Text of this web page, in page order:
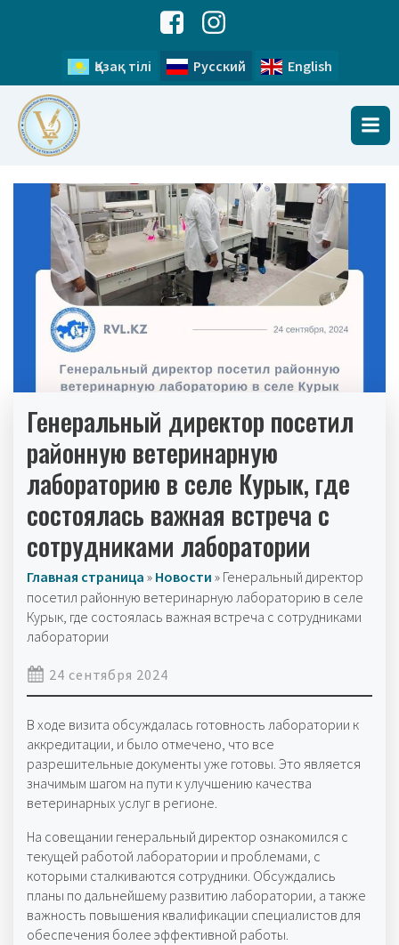
Қазақ тілі Русский English
Генеральный директор посетил
районную ветеринарную
лабораторию в селе Курык, где
состоялась важная встреча с
сотрудниками лаборатории
Главная страница » Новости » Генеральный директор
посетил районную ветеринарную лабораторию в селе
Курык, где состоялась важная встреча с сотрудниками
лаборатории
24 сентября 2024
В ходе визита обсуждалась готовность лаборатории к
аккредитации, и было отмечено, что все
разрешительные документы уже готовы. Это является
значимым шагом на пути к улучшению качества
ветеринарных услуг в регионе.
На совещании генеральный директор ознакомился с
текущей работой лаборатории и проблемами, с
которыми сталкиваются сотрудники. Обсуждались
планы по дальнейшему развитию лаборатории, а также
важность повышения квалификации специалистов для
обеспечения более эффективной работы.